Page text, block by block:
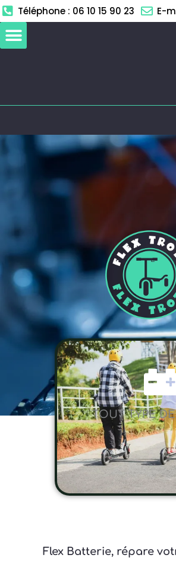
Aller
au
contenu
Téléphone : 06 10 15 90 23 E-
TOUT TYPE
Flex Batterie, répare